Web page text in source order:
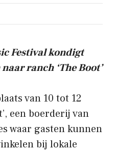
Festival kondigt
ranch ‘The Boot’
van 10 tot 12
een boerderij van
waar gasten kunnen
bij lokale